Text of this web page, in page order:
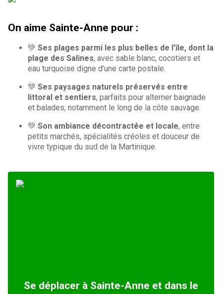
On aime Sainte-Anne pour :
💚 Ses plages parmi les plus belles de l’île, dont la
plage des Salines, avec sable blanc, cocotiers et
eau turquoise digne d’une carte postale.
💚 Ses paysages naturels préservés entre
littoral et sentiers, parfaits pour alterner baignade
et balades, notamment le long de la côte sauvage.
💚 Son ambiance décontractée et locale, entre
petits marchés, spécialités créoles et douceur de
vivre typique du sud de la Martinique.
Se déplacer à Sainte-Anne et dans le